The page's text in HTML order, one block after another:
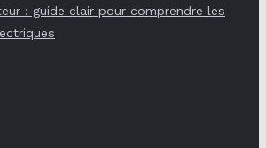
: guide clair pour comprendre les